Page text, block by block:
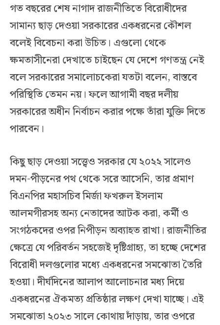
গত বছরের শেষ নাগাদ রাজনীতিতে বিরোধীদের
সামান্য ছাড় দেওয়া সরকারের একধরনের কৌশল
বলেই বিবেচনা করা উচিত। এগুলো থেকে
ক্ষমতাসীনেরা দেখাতে চাইছেন যে দেশে গণতন্ত্র নেই
বলে সরকারের সমালোচকেরা যতটা বলেন, বাস্তবে
পরিস্থিতি তেমন নয়। ফলে আগামী বছর দলীয়
সরকারের অধীন নির্বাচন করার পক্ষে তাঁরা যুক্তি দিতে
পারবেন।
কিছু ছাড় দেওয়া সত্ত্বেও সরকার যে ২০২২ সালেও
দমন-পীড়নের পথ থেকে সরে আসেনি, তার প্রমাণ
বিএনপির মহাসচিব মির্জা ফখরুল ইসলাম
আলমগীরসহ অন্য নেতাদের আটক করা, কর্মী ও
সংগঠকদের ওপর নিপীড়ন অব্যাহত রাখা। রাজনীতির
ক্ষেত্রে যে পরিবর্তন সহজেই দৃষ্টিগ্রাহ্য, তা হচ্ছে দেশের
বিরোধী দলগুলোর মধ্যে একধরনের সমঝোতা তৈরি
হওয়া। দীর্ঘদিনের আলাপ আলোচনার মধ্য দিয়ে
একধরনের ঐকমত্য প্রতিষ্ঠার লক্ষণ দেখা যাচ্ছে। এই
সমঝোতা ২০২৩ সালে কোথায় দাঁড়ায়, তার ওপরে